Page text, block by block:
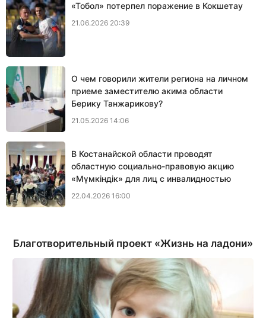
«Тобол» потерпел поражение в Кокшетау
21.06.2026 20:39
О чем говорили жители региона на личном
приеме заместителю акима области
Берику Танжарикову?
21.05.2026 14:06
В Костанайской области проводят
областную социально-правовую акцию
«Мүмкіндік» для лиц с инвалидностью
22.04.2026 16:00
Благотворительный проект «Жизнь на ладони»